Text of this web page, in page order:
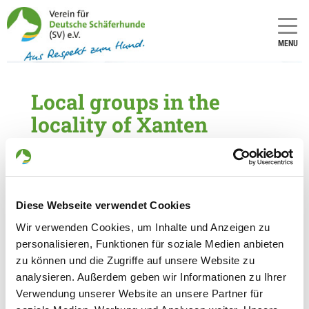
Diese Webseite verwendet Cookies
Wir verwenden Cookies, um Inhalte und Anzeigen zu
personalisieren, Funktionen für soziale Medien anbieten
zu können und die Zugriffe auf unsere Website zu
analysieren. Außerdem geben wir Informationen zu Ihrer
Verwendung unserer Website an unsere Partner für
MENU
Local groups in the
locality of Xanten
OG - Friedrichsfeld-Hünxe
Details
Alte Bühlstr. 3
46562 Voerde
OG - Rees
Bergswickerstr.